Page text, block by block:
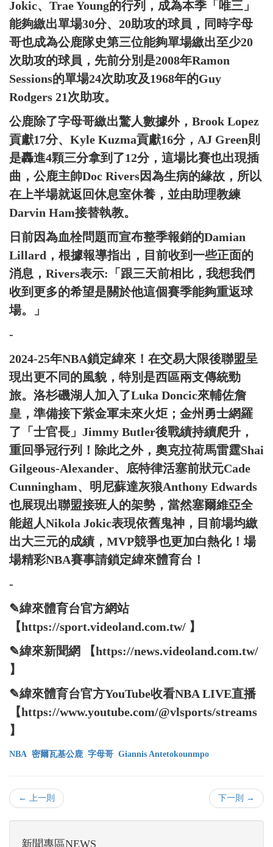
Jokic、Trae Young的行列，成為本季「唯三」
能夠繳出單場30分、20助攻的球員，同時字母
哥也成為公鹿隊史第三位能夠單場繳出至少20
次助攻的球員，先前分別是2008年Ramon
Sessions的單場24次助攻及1968年的Guy
Rodgers 21次助攻。
公鹿除了字母哥繳出驚人數據外，Brook Lopez
貢獻17分、Kyle Kuzma貢獻16分，AJ Green則
是轟進4顆三分拿到了12分，這場比賽也出現插
曲，公鹿主帥Doc Rivers因為生病的緣故，所以
在上半場就返回休息室休養，並由助理教練
Darvin Ham接替執教。
日前因為血栓問題而宣布整季報銷的Damian
Lillard，根據報導指出，目前收到一些正面的
消息，Rivers表示:「跟三天前相比，我想我們
收到更多的希望是關於他這個賽季能夠重返球
場。」
-
2024-25年NBA鎖定緯來！在交易大限後聯盟呈
現出更不同的風貌，特別是西區兩支傳統勁
旅。洛杉磯湖人加入了Luka Doncic來輔佐詹
皇，準備接下紫金軍未來火炬；金州勇士網羅
了「士官長」Jimmy Butler後戰績持續爬升，
重回爭冠行列！除此之外，奧克拉荷馬雷霆Shai
Gilgeous-Alexander、底特律活塞前狀元Cade
Cunningham、明尼蘇達灰狼Anthony Edwards
也展現出聯盟接班人的架勢，當然塞爾維亞全
能超人Nikola Jokic表現依舊鬼神，目前場均繳
出大三元的成績，MVP競爭也更加白熱化！場
場精彩NBA賽事請鎖定緯來體育台！
-
✎緯來體育台官方網站
【https://sport.videoland.com.tw/ 】
✎緯來新聞網 【https://news.videoland.com.tw/
】
✎緯來體育台官方YouTube收看NBA LIVE直播
【https://www.youtube.com/@vlsports/streams
】
NBA 密爾瓦基公鹿 字母哥 Giannis Antetokounmpo
← 上一則 下一則 →
新聞專區NEWS